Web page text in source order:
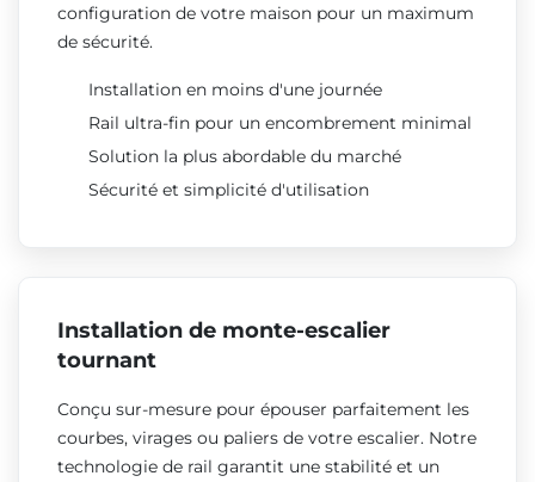
configuration de votre maison pour un maximum
de sécurité.
Installation en moins d'une journée
Rail ultra-fin pour un encombrement minimal
Solution la plus abordable du marché
Sécurité et simplicité d'utilisation
Installation de monte-escalier
tournant
Conçu sur-mesure pour épouser parfaitement les
courbes, virages ou paliers de votre escalier. Notre
technologie de rail garantit une stabilité et un